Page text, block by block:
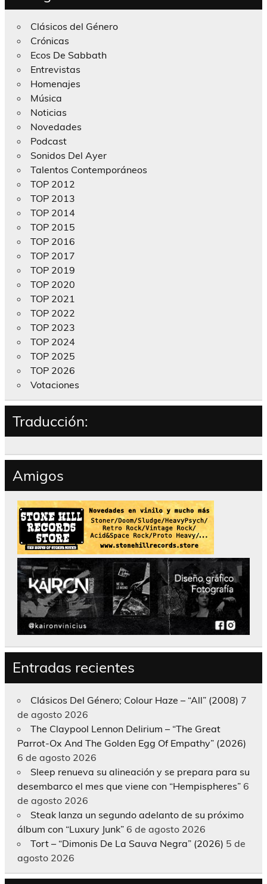
Clásicos del Género
Crónicas
Ecos De Sabbath
Entrevistas
Homenajes
Música
Noticias
Novedades
Podcast
Sonidos Del Ayer
Talentos Contemporáneos
TOP 2012
TOP 2013
TOP 2014
TOP 2015
TOP 2016
TOP 2017
TOP 2019
TOP 2020
TOP 2021
TOP 2022
TOP 2023
TOP 2024
TOP 2025
TOP 2026
Votaciones
Traducción:
Amigos
Entradas recientes
Clásicos Del Género; Colour Haze – “All” (2008) 7
de agosto 2026
The Claypool Lennon Delirium – “The Great
Parrot-Ox And The Golden Egg Of Empathy” (2026)
6 de agosto 2026
Sleep renueva su alineación y se prepara para su
desembarco el mes que viene con “Hempispheres” 6
de agosto 2026
Steak lanza un segundo adelanto de su próximo
álbum con “Luxury Junk” 6 de agosto 2026
Tort – “Dimonis De La Sauva Negra” (2026) 5 de
agosto 2026